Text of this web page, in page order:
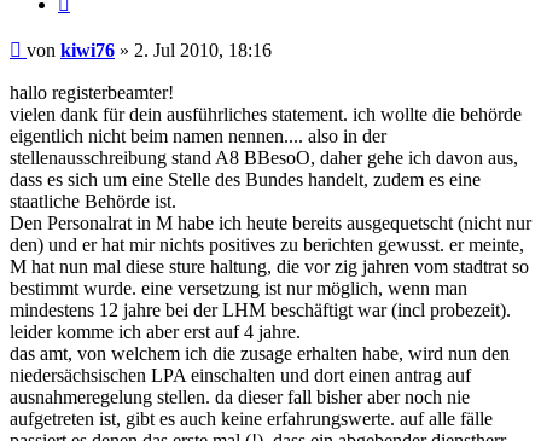
Beitrag
von kiwi76 » 2. Jul 2010, 18:16
hallo registerbeamter!
vielen dank für dein ausführliches statement. ich wollte die behörde
eigentlich nicht beim namen nennen.... also in der
stellenausschreibung stand A8 BBesoO, daher gehe ich davon aus,
dass es sich um eine Stelle des Bundes handelt, zudem es eine
staatliche Behörde ist.
Den Personalrat in M habe ich heute bereits ausgequetscht (nicht nur
den) und er hat mir nichts positives zu berichten gewusst. er meinte,
M hat nun mal diese sture haltung, die vor zig jahren vom stadtrat so
bestimmt wurde. eine versetzung ist nur möglich, wenn man
mindestens 12 jahre bei der LHM beschäftigt war (incl probezeit).
leider komme ich aber erst auf 4 jahre.
das amt, von welchem ich die zusage erhalten habe, wird nun den
niedersächsischen LPA einschalten und dort einen antrag auf
ausnahmeregelung stellen. da dieser fall bisher aber noch nie
aufgetreten ist, gibt es auch keine erfahrungswerte. auf alle fälle